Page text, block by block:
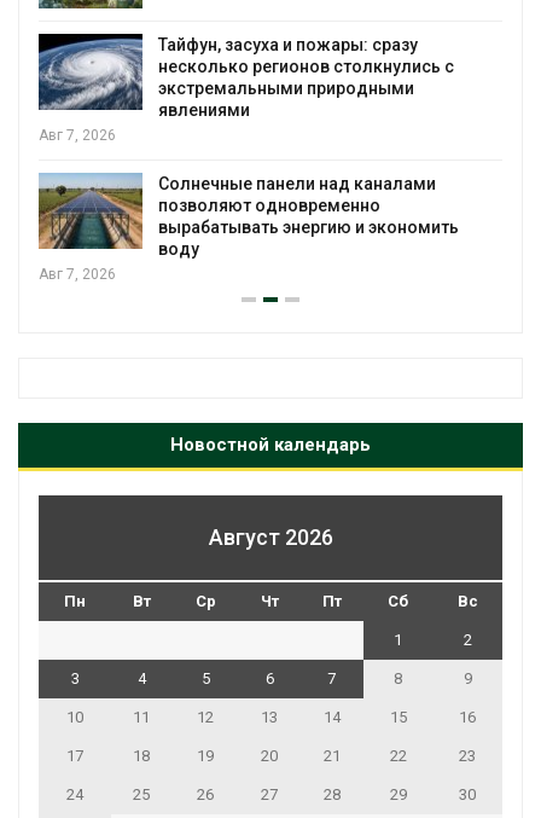
Тайфун, засуха и пожары: сразу
несколько регионов столкнулись с
экстремальными природными
явлениями
Авг 7, 2026
Солнечные панели над каналами
позволяют одновременно
вырабатывать энергию и экономить
воду
Авг 7, 2026
Новостной календарь
Август 2026
Пн Вт Ср Чт Пт Сб Вс
1 2
3 4 5 6 7 8 9
10 11 12 13 14 15 16
17 18 19 20 21 22 23
24 25 26 27 28 29 30